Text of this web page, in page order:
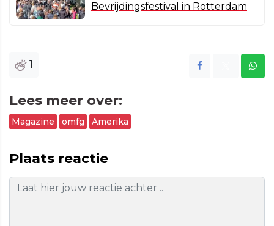
Bevrijdingsfestival in Rotterdam
1
Lees meer over:
Magazine omfg Amerika
Plaats reactie